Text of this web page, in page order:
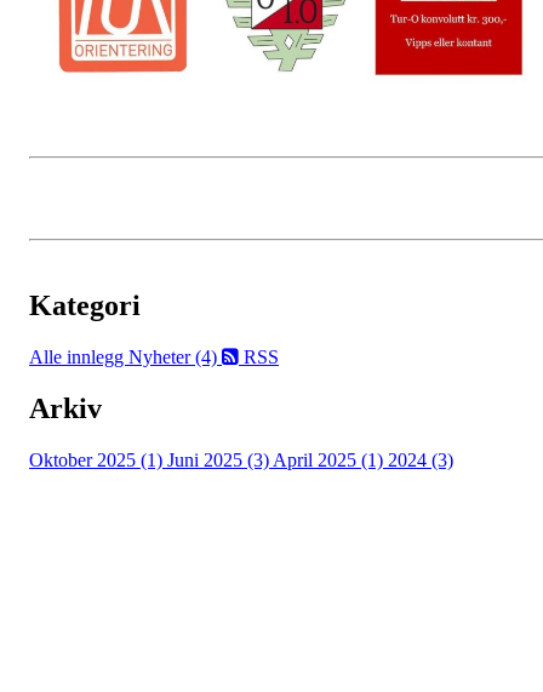
Kategori
Alle innlegg Nyheter (4) RSS
Arkiv
Oktober 2025 (1) Juni 2025 (3) April 2025 (1) 2024 (3)